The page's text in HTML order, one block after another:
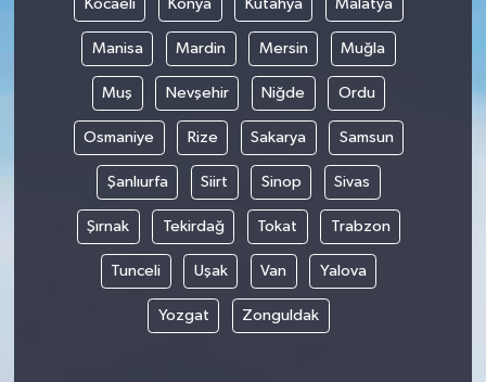
Kocaeli Konya Kütahya Malatya
Manisa Mardin Mersin Muğla
Muş Nevşehir Niğde Ordu
Osmaniye Rize Sakarya Samsun
Şanlıurfa Siirt Sinop Sivas
Şırnak Tekirdağ Tokat Trabzon
Tunceli Uşak Van Yalova
Yozgat Zonguldak